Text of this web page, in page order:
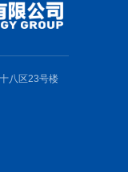
八区23号楼